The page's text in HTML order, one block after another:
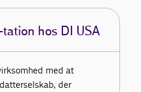
hos DI USA
med at
der